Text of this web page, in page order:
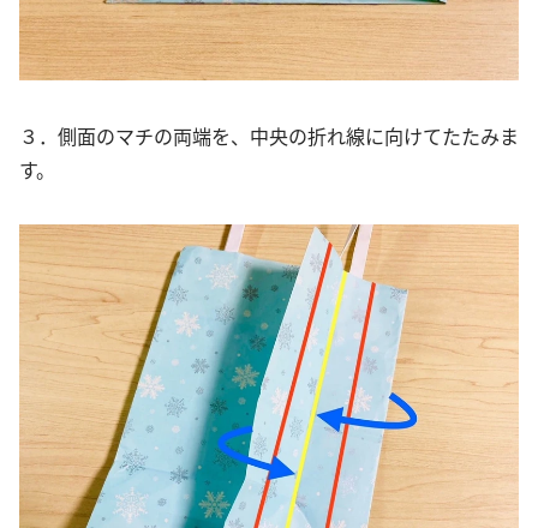
３．側面のマチの両端を、中央の折れ線に向けてたたみま
す。